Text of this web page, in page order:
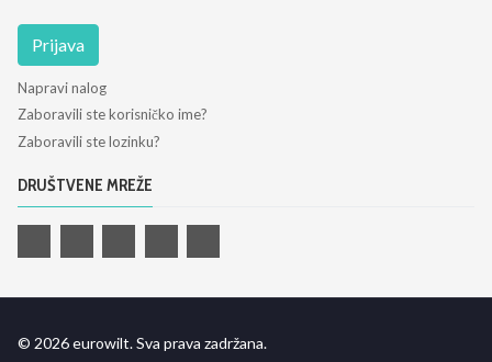
Prijava
Napravi nalog
Zaboravili ste korisničko ime?
Zaboravili ste lozinku?
DRUŠTVENE MREŽE
© 2026 eurowilt. Sva prava zadržana.